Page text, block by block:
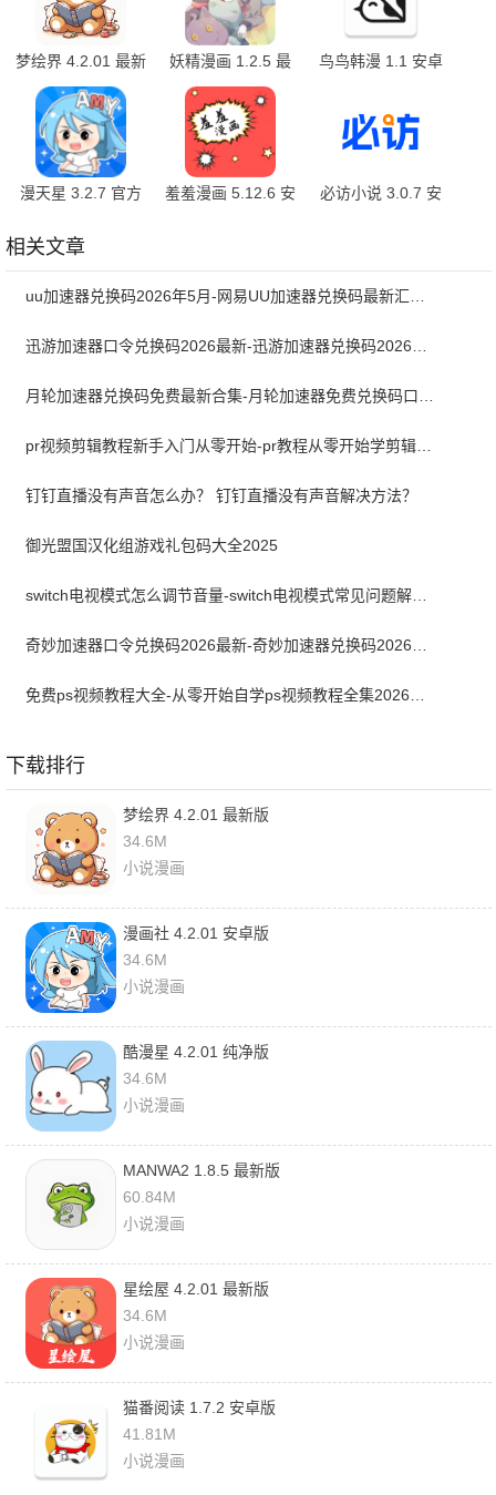
梦绘界 4.2.01 最新
版
妖精漫画 1.2.5 最
新版
鸟鸟韩漫 1.1 安卓
漫天星 3.2.7 官方
羞羞漫画 5.12.6 安
必访小说 3.0.7 安
相关文章
pr视频剪辑教程新手入门从零开始-pr教程从零开始学剪辑全集免费
钉钉直播没有声音怎么办？ 钉钉直播没有声音解决方法？
御光盟国汉化组游戏礼包码大全2025
switch电视模式怎么调节音量-switch电视模式常见问题解决方案
下载排行
梦绘界 4.2.01 最新版
34.6M
小说漫画
漫画社 4.2.01 安卓版
34.6M
小说漫画
酷漫星 4.2.01 纯净版
34.6M
小说漫画
MANWA2 1.8.5 最新版
60.84M
小说漫画
星绘屋 4.2.01 最新版
34.6M
小说漫画
猫番阅读 1.7.2 安卓版
41.81M
小说漫画